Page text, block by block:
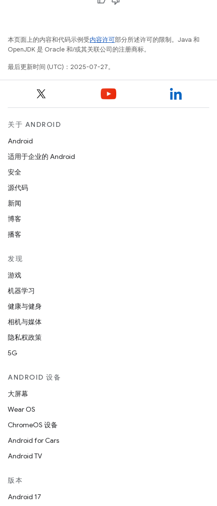
本页面上的内容和代码示例受内容许可部分所述许可的限制。Java 和
OpenJDK 是 Oracle 和/或其关联公司的注册商标。
最后更新时间 (UTC)：2025-07-27。
关于 ANDROID
Android
适用于企业的 Android
安全
源代码
新闻
博客
播客
发现
游戏
机器学习
健康与健身
相机与媒体
隐私权政策
5G
ANDROID 设备
大屏幕
Wear OS
ChromeOS 设备
Android for Cars
Android TV
版本
Android 17